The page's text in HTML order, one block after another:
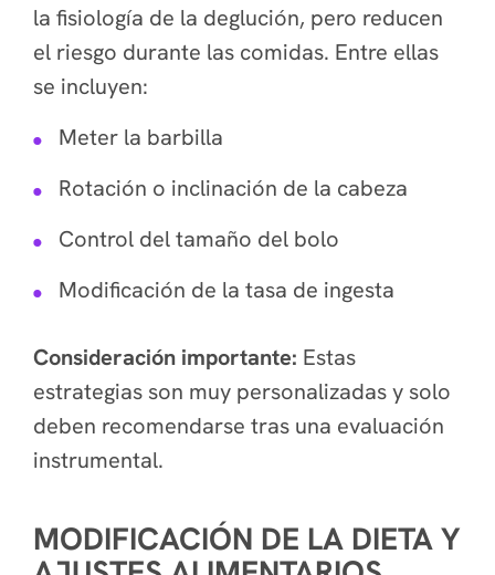
la fisiología de la deglución, pero reducen
el riesgo durante las comidas. Entre ellas
se incluyen:
Meter la barbilla
Rotación o inclinación de la cabeza
Control del tamaño del bolo
Modificación de la tasa de ingesta
Consideración importante: Estas
estrategias son muy personalizadas y solo
deben recomendarse tras una evaluación
instrumental.
MODIFICACIÓN DE LA DIETA Y